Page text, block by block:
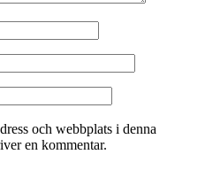
och webbplats i denna
en kommentar.